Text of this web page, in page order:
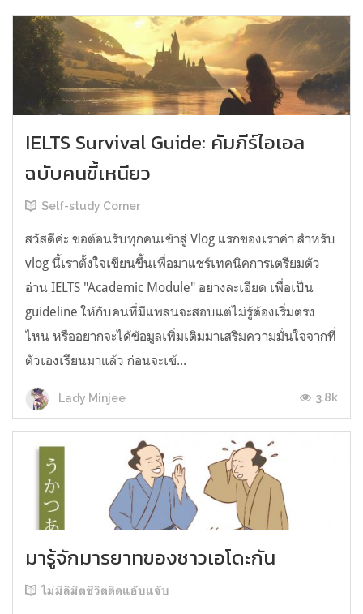
IELTS Survival Guide: คัมภีร์ไอเอล
ฉบับคนขี้เหนียว
Self-study Corner
สวัสดีค่ะ ขอต้อนรับทุกคนเข้าสู่ Vlog แรกของเราค่า สำหรับ
vlog นี้เราตั้งใจเขียนขึ้นเพื่อมาแชร์เทคนิคการเตรียมตัว
อ่าน IELTS "Academic Module" อย่างละเอียด เพื่อเป็น
guideline ให้กับคนที่มีแพลนจะสอบแต่ไม่รู้ต้องเริ่มตรง
ไหน หรืออยากจะได้ข้อมูลเพิ่มเติมมาเสริมความมั่นใจจากที่
ตัวเองเรียนมาแล้ว ก่อนจะเข้...
Lady Minjee 3.8k
มารู้จักมารยาทของชาวเอโดะกัน
ไม่มีลิมิตชีวิตติดแอ๊บแจ๊บ